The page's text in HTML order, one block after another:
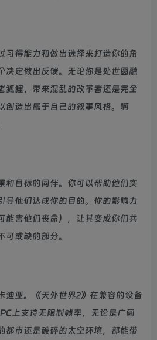
习得能力和做出选择来打造你的角
决定做出反馈。无论你是处世圆融
狐狸、带来混乱的改革者还是完全
创造出属于自己的叙事风格。啊
和目标的同伴。你可以帮助他们实
导他们达成你的目的。你的影响力
能害他们丧命），让其变成你们共
或缺的部分。
迪亚。《天外世界2》在兼容的设备
上支持无限制帧率，无论是广阔
都市还是破碎的太空环境，都能带